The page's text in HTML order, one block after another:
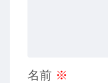
名前 ※